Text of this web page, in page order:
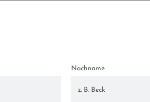
Nachname